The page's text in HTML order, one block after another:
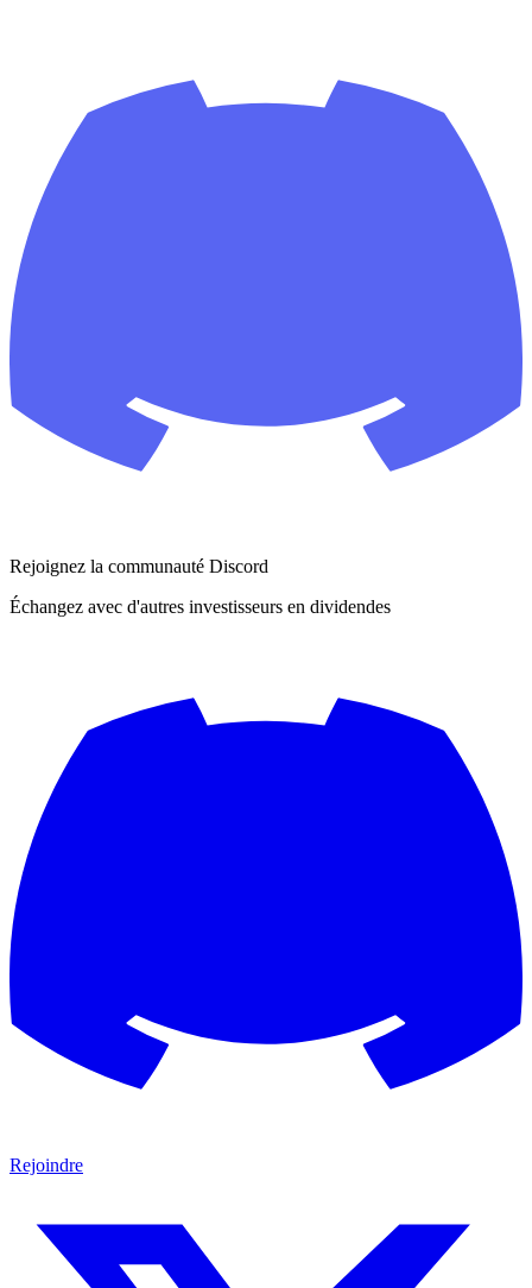
Rejoignez la communauté Discord
Échangez avec d'autres investisseurs en dividendes
Rejoindre